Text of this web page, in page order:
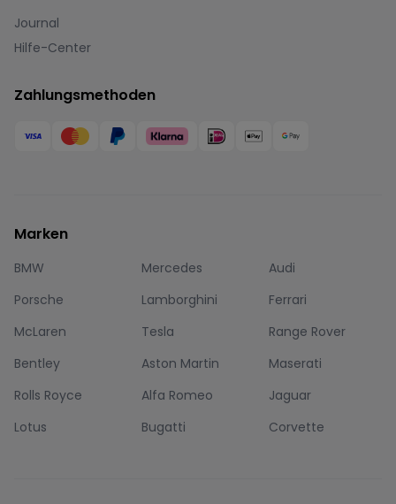
Journal
Hilfe-Center
Zahlungsmethoden
Marken
BMW Mercedes
Audi
Porsche
Lamborghini
Ferrari
McLaren
Tesla
Range Rover
Bentley
Aston Martin
Maserati
Rolls Royce
Alfa Romeo
Jaguar
Lotus
Bugatti Corvette